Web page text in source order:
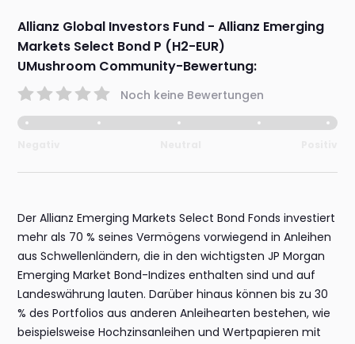
Allianz Global Investors Fund - Allianz Emerging
Markets Select Bond P (H2-EUR)
UMushroom Community-Bewertung:
Noch keine Bewertungen
Der Allianz Emerging Markets Select Bond Fonds investiert
mehr als 70 % seines Vermögens vorwiegend in Anleihen
aus Schwellenländern, die in den wichtigsten JP Morgan
Emerging Market Bond-Indizes enthalten sind und auf
Landeswährung lauten. Darüber hinaus können bis zu 30
% des Portfolios aus anderen Anleihearten bestehen, wie
beispielsweise Hochzinsanleihen und Wertpapieren mit